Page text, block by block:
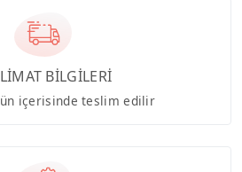
BİLGİLERİ
içerisinde teslim edilir